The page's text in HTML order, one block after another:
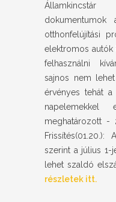
otthonfelújítási
elektromos
felhasználni
sajnos nem
érvényes tehát
napelemekkel
meghatározott -
szerint a július 1-
lehet szaldó
részletek itt.